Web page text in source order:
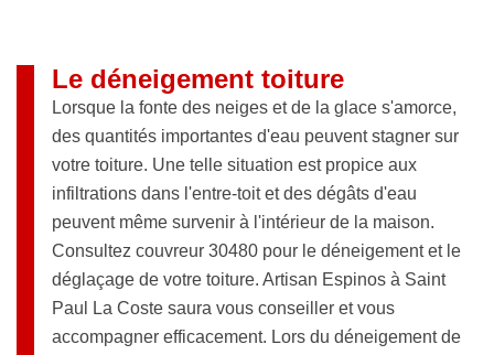
Le déneigement toiture
Lorsque la fonte des neiges et de la glace s'amorce,
des quantités importantes d'eau peuvent stagner sur
votre toiture. Une telle situation est propice aux
infiltrations dans l'entre-toit et des dégâts d'eau
peuvent même survenir à l'intérieur de la maison.
Consultez couvreur 30480 pour le déneigement et le
déglaçage de votre toiture. Artisan Espinos à Saint
Paul La Coste saura vous conseiller et vous
accompagner efficacement. Lors du déneigement de